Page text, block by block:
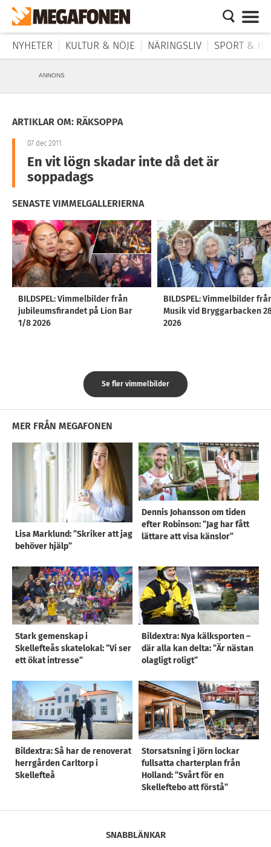
NYHETER KULTUR & NÖJE NÄRINGSLIV SPORT &
ANNONS
ARTIKLAR OM: RÄKSOPPA
07 dec 2011
En vit lögn skadar inte då det är
soppadags
SENASTE VIMMELGALLERIERNA
BILDSPEL: Vimmelbilder från
jubileumsfirandet på Lion Bar
1/8 2026
BILDSPEL: Vimmelbilder
Musik vid Bryggarbacken
2026
Se fler vimmelbilder
MER FRÅN MEGAFONEN
Lisa Marklund: ”Skriker att jag
behöver hjälp”
Dennis Johansson om tiden
efter Robinson: ”Jag har fått
lättare att visa känslor”
Stark gemenskap i
Skellefteås skatelokal: ”Vi ser
ett ökat intresse”
Bildextra: Nya kälksporten –
där alla kan delta: ”Är nästan
olagligt roligt”
Bildextra: Så har de renoverat
herrgården Carltorp i
Skellefteå
Storsatsning i Jörn lockar
fullsatta charterplan från
Holland: ”Svårt för en
Skelleftebo att förstå”
SNABBLÄNKAR